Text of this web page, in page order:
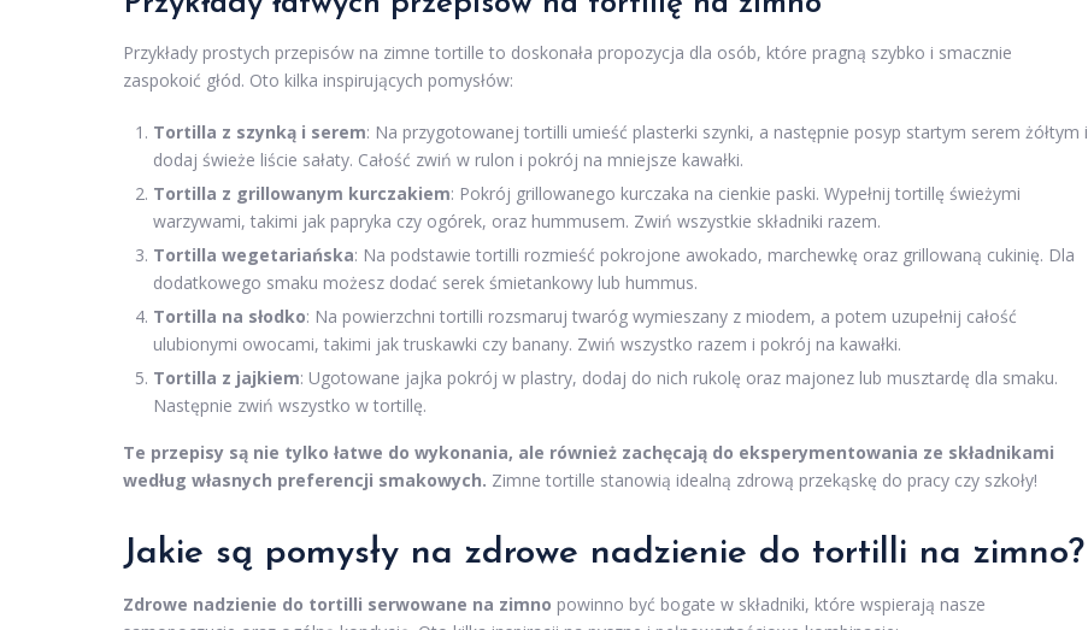
Przykłady prostych przepisów na zimne tortille to doskonała propozycja dla osób, które pragną szybko i smacznie
zaspokoić głód. Oto kilka inspirujących pomysłów:
Tortilla z szynką i serem: Na przygotowanej tortilli umieść plasterki szynki, a następnie posyp startym serem żółtym i
dodaj świeże liście sałaty. Całość zwiń w rulon i pokrój na mniejsze kawałki.
Tortilla z grillowanym kurczakiem: Pokrój grillowanego kurczaka na cienkie paski. Wypełnij tortillę świeżymi
warzywami, takimi jak papryka czy ogórek, oraz hummusem. Zwiń wszystkie składniki razem.
Tortilla wegetariańska: Na podstawie tortilli rozmieść pokrojone awokado, marchewkę oraz grillowaną cukinię. Dla
dodatkowego smaku możesz dodać serek śmietankowy lub hummus.
Tortilla na słodko: Na powierzchni tortilli rozsmaruj twaróg wymieszany z miodem, a potem uzupełnij całość
ulubionymi owocami, takimi jak truskawki czy banany. Zwiń wszystko razem i pokrój na kawałki.
Tortilla z jajkiem: Ugotowane jajka pokrój w plastry, dodaj do nich rukolę oraz majonez lub musztardę dla smaku.
Następnie zwiń wszystko w tortillę.
Te przepisy są nie tylko łatwe do wykonania, ale również zachęcają do eksperymentowania ze składnikami
według własnych preferencji smakowych. Zimne tortille stanowią idealną zdrową przekąskę do pracy czy szkoły!
Jakie są pomysły na zdrowe nadzienie do tortilli na zimno?
Zdrowe nadzienie do tortilli serwowane na zimno powinno być bogate w składniki, które wspierają nasze